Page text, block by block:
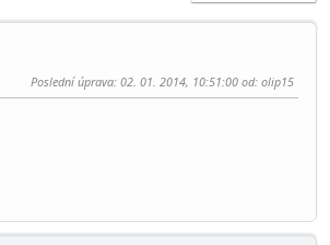
Poslední úprava: 02. 01. 2014, 10:51:00 od: olip15